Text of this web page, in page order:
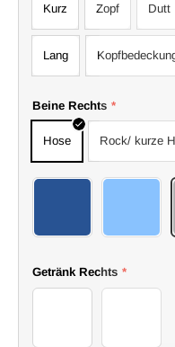
Kurz Zopf Dutt
Lang
Beine Rechts *
Hose Rock/ kurze
Getränk Rechts *